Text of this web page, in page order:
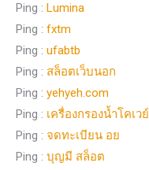
Ping : Lumina
Ping : fxtm
Ping : ufabtb
Ping : สล็อตเว็บนอก
Ping : yehyeh.com
Ping : เครื่องกรองน้ำโคเวย์
Ping : จดทะเบียน อย
Ping : บุญมี สล็อต